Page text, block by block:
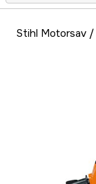
Stihl Motorsav /